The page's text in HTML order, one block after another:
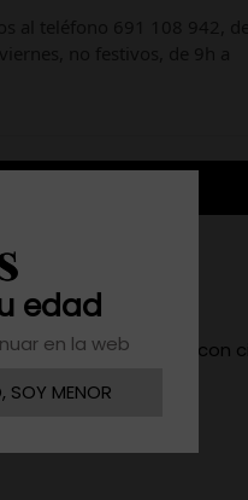
edad
en la web
SOY MENOR
acidez, untuoso,